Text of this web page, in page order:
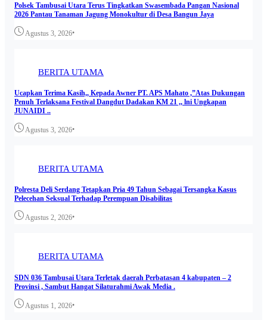
Polsek Tambusai Utara Terus Tingkatkan Swasembada Pangan Nasional
2026 Pantau Tanaman Jagung Monokultur di Desa Bangun Jaya
Agustus 3, 2026•
BERITA UTAMA
Ucapkan Terima Kasih,, Kepada Awner PT. APS Mahato ,”Atas Dukungan
Penuh Terlaksana Festival Dangdut Dadakan KM 21 ,, lni Ungkapan
JUNAIDI ..
Agustus 3, 2026•
BERITA UTAMA
Polresta Deli Serdang Tetapkan Pria 49 Tahun Sebagai Tersangka Kasus
Pelecehan Seksual Terhadap Perempuan Disabilitas
Agustus 2, 2026•
BERITA UTAMA
SDN 036 Tambusai Utara Terletak daerah Perbatasan 4 kabupaten – 2
Provinsi , Sambut Hangat Silaturahmi Awak Media .
Agustus 1, 2026•